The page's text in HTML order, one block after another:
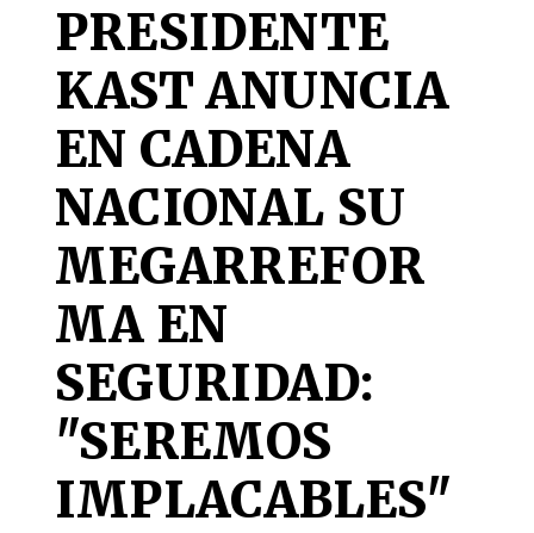
PRESIDENTE
KAST ANUNCIA
EN CADENA
NACIONAL SU
MEGARREFOR
MA EN
SEGURIDAD:
"SEREMOS
IMPLACABLES"